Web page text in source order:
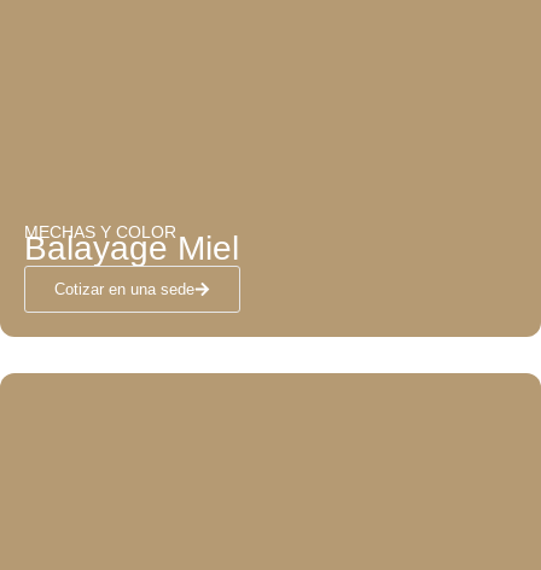
MECHAS Y COLOR
Balayage Miel
Cotizar en una sede